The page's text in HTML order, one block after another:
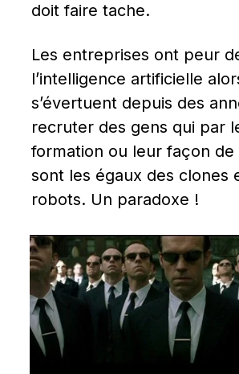
doit faire tache.
Les entreprises ont peur
l’intelligence artificielle
s’évertuent depuis des
recruter des gens qui par
formation ou leur façon de
sont les égaux des clones
robots. Un paradoxe !